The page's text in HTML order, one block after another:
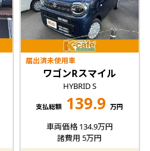
届出済未使用車
ワゴンRスマイル
HYBRID S
支払総額 139.9 万円
車両価格 134.9万円
諸費用 5万円